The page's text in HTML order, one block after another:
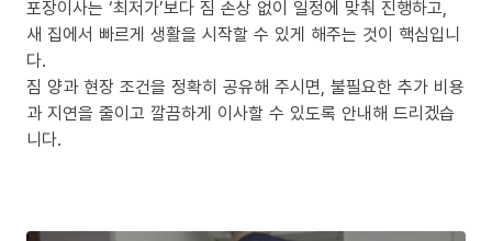
포장이사는 ‘최저가’보다 짐 손상 없이 일정에 맞춰 진행하고,
새 집에서 빠르게 생활을 시작할 수 있게 해주는 것이 핵심입니
다.
짐 양과 현장 조건을 정확히 공유해 주시면, 불필요한 추가 비용
과 지연을 줄이고 깔끔하게 이사할 수 있도록 안내해 드리겠습
니다.